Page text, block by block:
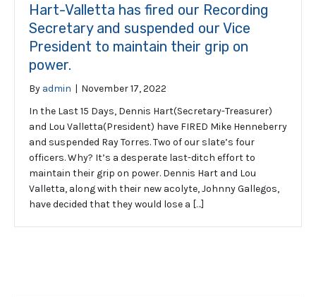
Hart-Valletta has fired our Recording
Secretary and suspended our Vice
President to maintain their grip on
power.
By admin | November 17, 2022
In the Last 15 Days, Dennis Hart(Secretary-Treasurer)
and Lou Valletta(President) have FIRED Mike Henneberry
and suspended Ray Torres. Two of our slate’s four
officers. Why? It’s a desperate last-ditch effort to
maintain their grip on power. Dennis Hart and Lou
Valletta, along with their new acolyte, Johnny Gallegos,
have decided that they would lose a […]